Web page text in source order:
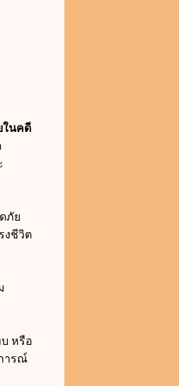
ในคดี
ภัย
งชีวิต
หรือ
ารณ์